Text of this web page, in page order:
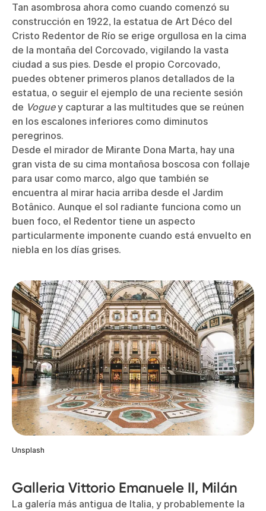
Tan asombrosa ahora como cuando comenzó su
construcción en 1922, la estatua de Art Déco del
Cristo Redentor de Río se erige orgullosa en la cima
de la montaña del Corcovado, vigilando la vasta
ciudad a sus pies. Desde el propio Corcovado,
puedes obtener primeros planos detallados de la
estatua, o seguir el ejemplo de una reciente sesión
de Voguey capturar a las multitudes que se reúnen
en los escalones inferiores como diminutos
peregrinos.
Desde el mirador de Mirante Dona Marta, hay una
gran vista de su cima montañosa boscosa con follaje
para usar como marco, algo que también se
encuentra al mirar hacia arriba desde el Jardim
Botânico. Aunque el sol radiante funciona como un
buen foco, el Redentor tiene un aspecto
particularmente imponente cuando está envuelto en
niebla en los días grises.
Unsplash
Galleria Vittorio Emanuele II, Milán
La galería más antigua de Italia, y probablemente la